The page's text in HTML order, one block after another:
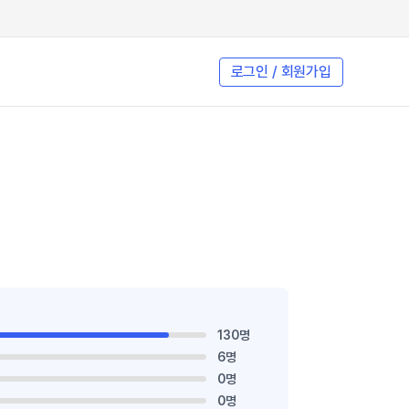
로그인 / 회원가입
130명
6명
0명
0명